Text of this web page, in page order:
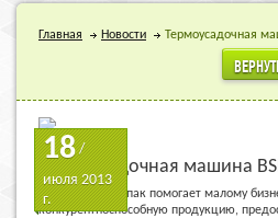
Главная Новости Термоусадочная
18/
июля 2013
г.
Термоусадочная машина
Компания Рус-Упак помогает малому
конкурентноспособную продукцию,